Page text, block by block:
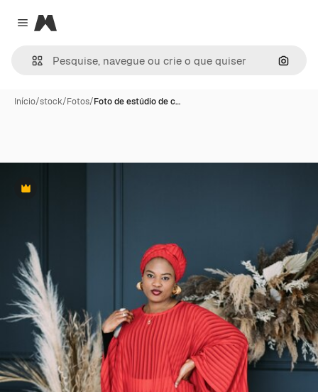
Close menu
Magnific
Início/stock/Fotos/Foto de estúdio de c…
Premium